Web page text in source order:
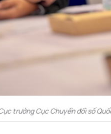
trưởng Cục Chuyển đổi số